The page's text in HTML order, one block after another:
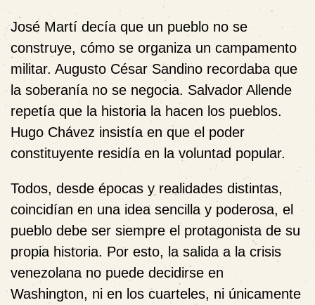
José Martí decía que un pueblo no se
construye, cómo se organiza un campamento
militar. Augusto César Sandino recordaba que
la soberanía no se negocia. Salvador Allende
repetía que la historia la hacen los pueblos.
Hugo Chávez insistía en que el poder
constituyente residía en la voluntad popular.
Todos, desde épocas y realidades distintas,
coincidían en una idea sencilla y poderosa, el
pueblo debe ser siempre el protagonista de su
propia historia. Por esto, la salida a la crisis
venezolana no puede decidirse en
Washington, ni en los cuarteles, ni únicamente